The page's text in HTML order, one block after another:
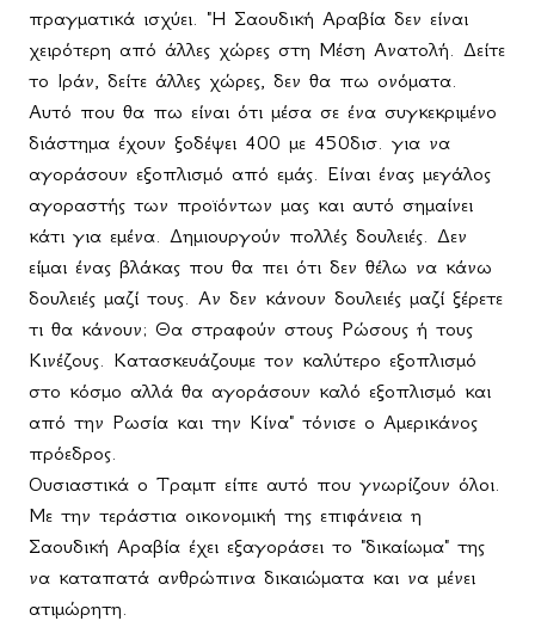
πραγματικά ισχύει. "Η Σαουδική Αραβία δεν είναι
χειρότερη από άλλες χώρες στη Μέση Ανατολή. Δείτε
το Ιράν, δείτε άλλες χώρες, δεν θα πω ονόματα.
Αυτό που θα πω είναι ότι μέσα σε ένα συγκεκριμένο
διάστημα έχουν ξοδέψει 400 με 450δισ. για να
αγοράσουν εξοπλισμό από εμάς. Είναι ένας μεγάλος
αγοραστής των προϊόντων μας και αυτό σημαίνει
κάτι για εμένα. Δημιουργούν πολλές δουλειές. Δεν
είμαι ένας βλάκας που θα πει ότι δεν θέλω να κάνω
δουλειές μαζί τους. Αν δεν κάνουν δουλειές μαζί ξέρετε
τι θα κάνουν; Θα στραφούν στους Ρώσους ή τους
Κινέζους. Κατασκευάζουμε τον καλύτερο εξοπλισμό
στο κόσμο αλλά θα αγοράσουν καλό εξοπλισμό και
από την Ρωσία και την Κίνα" τόνισε ο Αμερικάνος
πρόεδρος.
Ουσιαστικά ο Τραμπ είπε αυτό που γνωρίζουν όλοι.
Με την τεράστια οικονομική της επιφάνεια η
Σαουδική Αραβία έχει εξαγοράσει το "δικαίωμα" της
να καταπατά ανθρώπινα δικαιώματα και να μένει
ατιμώρητη.